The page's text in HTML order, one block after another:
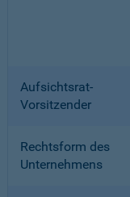
Aufsichtsrat-
Vorsitzender
Rechtsform des
Unternehmens